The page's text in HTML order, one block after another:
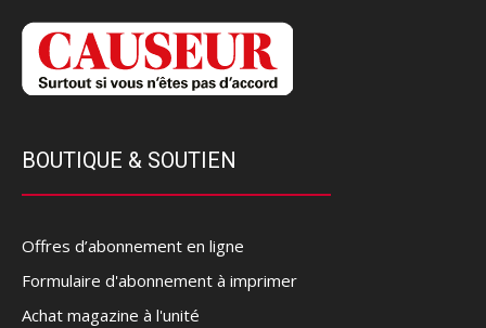
BOUTIQUE & SOUTIEN
Offres d’abonnement en ligne
Formulaire d'abonnement à imprimer
Achat magazine à l'unité